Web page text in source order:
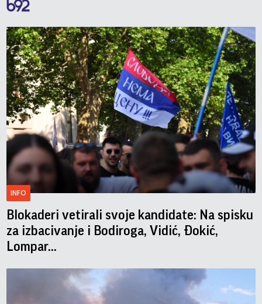
INFO
Blokaderi vetirali svoje kandidate: Na spisku
za izbacivanje i Bodiroga, Vidić, Đokić,
Lompar...